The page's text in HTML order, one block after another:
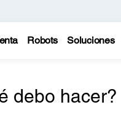
Robots Soluciones
debo hacer?